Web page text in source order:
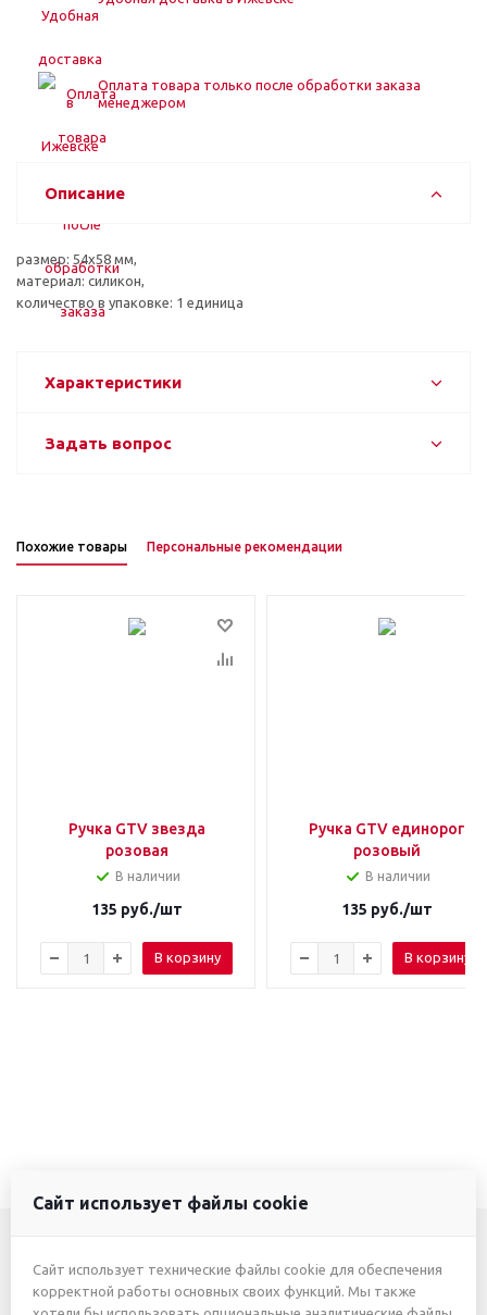
Оплата товара только после обработки заказа
менеджером
Описание
размер: 54х58 мм,
материал: силикон,
количество в упаковке: 1 единица
Характеристики
Задать вопрос
Похожие товары Персональные рекомендации
Ручка GTV звезда
розовая
В наличии
135 руб./шт
В корзину
Ручка GTV единорог
розовый
В наличии
135 руб./шт
В корзину
+7 (3412) 46-7777
Сайт использует файлы cookie
Сайт использует технические файлы cookie для обеспечения
корректной работы основных своих функций. Мы также